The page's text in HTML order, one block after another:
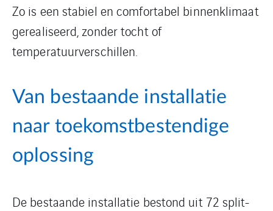
Zo is een stabiel en comfortabel binnenklimaat
gerealiseerd, zonder tocht of
temperatuurverschillen.
Van bestaande installatie
naar toekomstbestendige
oplossing
De bestaande installatie bestond uit 72 split-